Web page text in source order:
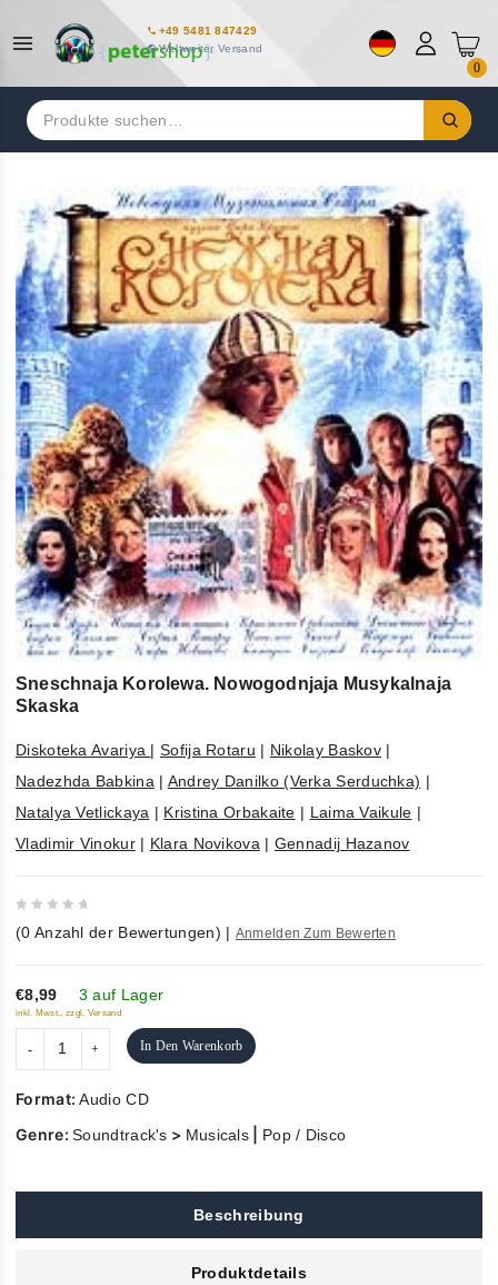
+49 5481 847429
Weltweiter Versand
0
Suchen
nach:
Sneschnaja Korolewa. Nowogodnjaja Musykalnaja
Skaska
Diskoteka Avariya |Sofija Rotaru | Nikolay Baskov |
Nadezhda Babkina| Andrey Danilko (Verka Serduchka) |
Natalya Vetlickaya | Kristina Orbakaite | Laima Vaikule |
Vladimir Vinokur| Klara Novikova| Gennadij Hazanov
out
of
5
(0 Anzahl der Bewertungen) | Anmelden Zum Bewerten
€8,99 3 auf Lager
inkl. Mwst., zzgl. Versand
In Den Warenkorb
Format:Audio CD
Genre:Soundtrack's > Musicals Pop / Disco
Beschreibung
Produktdetails